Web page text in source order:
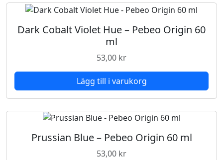
Dark Cobalt Violet Hue – Pebeo Origin 60
ml
53,00 kr
Lägg till i varukorg
Prussian Blue – Pebeo Origin 60 ml
53,00 kr